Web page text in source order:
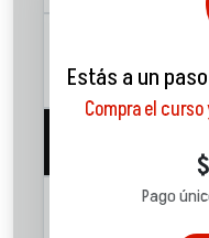
2. ¿Cuáles
negocio?
4. Gastos
Estás a un
Compra el
$
Pago